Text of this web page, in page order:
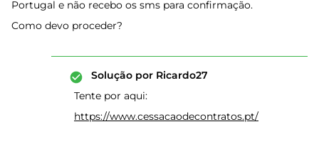
Portugal e não recebo os sms para confirmação.
Como devo proceder?
Solução por Ricardo27
Tente por aqui:
https://www.cessacaodecontratos.pt/